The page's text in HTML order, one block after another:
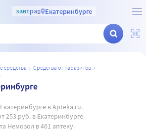
завтрав Екатеринбурге
средства
средства от паразитов
в Apteka.ru.
253 руб. в Екатеринбурге.
Немозол в 461 аптеку.